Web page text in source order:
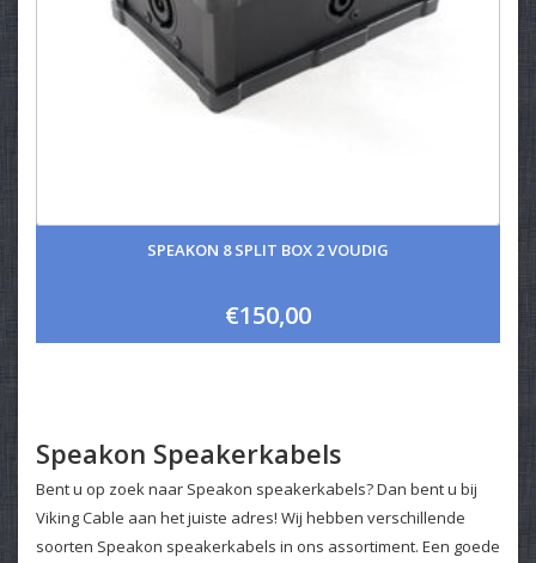
SPEAKON 8 SPLIT BOX 2 VOUDIG
€150,00
Speakon Speakerkabels
Bent u op zoek naar Speakon speakerkabels? Dan bent u bij
Viking Cable aan het juiste adres! Wij hebben verschillende
soorten Speakon speakerkabels in ons assortiment. Een goede